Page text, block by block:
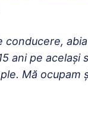
ani pe acelaşi
Mă ocupam